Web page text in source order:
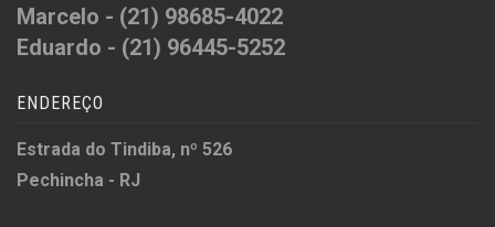
Marcelo - (21) 98685-4022
Eduardo - (21) 96445-5252
ENDEREÇO
Estrada do Tindiba, nº 526
Pechincha - RJ